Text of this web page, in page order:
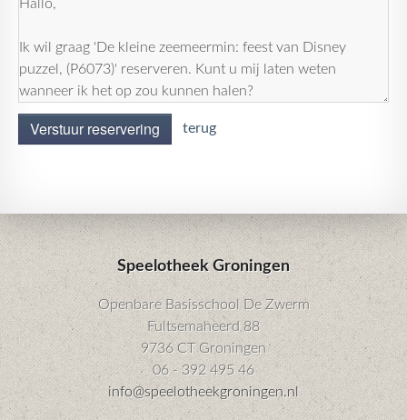
Verstuur reservering terug
Speelotheek Groningen
Openbare Basisschool De Zwerm
Fultsemaheerd 88
9736 CT Groningen
06 - 392 495 46
info@speelotheekgroningen.nl